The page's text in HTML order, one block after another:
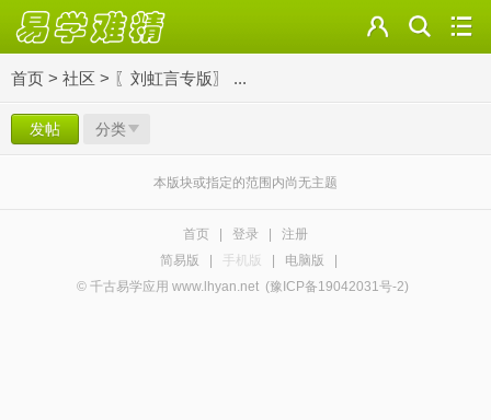
首页 > 社区 > 〖刘虹言专版〗 ...
发帖 分类
本版块或指定的范围内尚无主题
首页 登录
注册
简易版
手机版 电脑版
© 千古易学应用 www.lhyan.net (豫ICP备19042031号-2)